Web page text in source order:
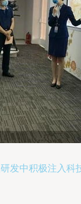
发中积极注入